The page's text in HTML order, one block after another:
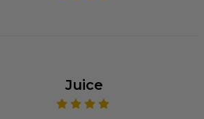
Juice